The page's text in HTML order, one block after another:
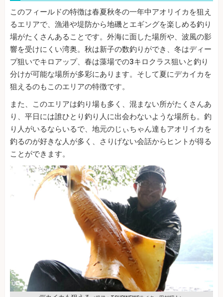
このフィールドの特徴は春夏秋冬の一年中アオリイカを狙え
るエリアで、漁港や堤防から地磯とエギングを楽しめる釣り
場がたくさんあることです。外海に面した場所や、波風の影
響を受けにくい湾奥。秋は新子の数釣りができ、冬はディー
プ狙いでキロアップ、春は藻場での3キロクラス狙いと釣り
分けが可能な場所が多彩にあります。そして夏にデカイカを
狙えるのもこのエリアの特徴です。
また、このエリアは釣り場も多く、混まない所がたくさんあ
り、平日には誰ひとり釣り人に出会わないような場所も。釣
り人がいるならいるで、地元のじぃちゃん達もアオリイカを
釣るのが好きな人が多く、さりげない会話からヒントが得る
ことができます。